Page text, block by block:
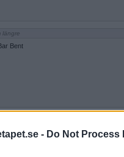
- Do Not Process
längre
Bent
Stol